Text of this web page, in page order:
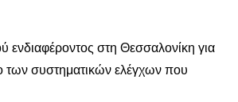
ενδιαφέροντος στη Θεσσαλονίκη για
των συστηματικών ελέγχων που